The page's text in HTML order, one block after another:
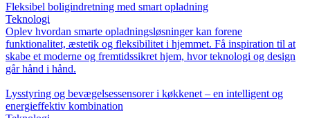
Fleksibel boligindretning med smart opladning
Teknologi
Oplev hvordan smarte opladningsløsninger kan forene
funktionalitet, æstetik og fleksibilitet i hjemmet. Få inspiration til at
skabe et moderne og fremtidssikret hjem, hvor teknologi og design
går hånd i hånd.
Lysstyring og bevægelsessensorer i køkkenet – en intelligent og
energieffektiv kombination